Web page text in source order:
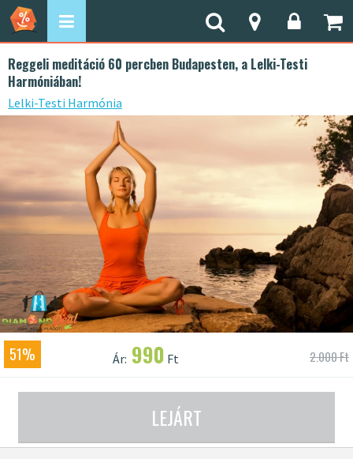
Reggeli meditáció 60 percben Budapesten, a Lelki-Testi
Harmóniában!
Lelki-Testi Harmónia
51% Ár: 990 Ft 2.000 Ft
LEJÁRT